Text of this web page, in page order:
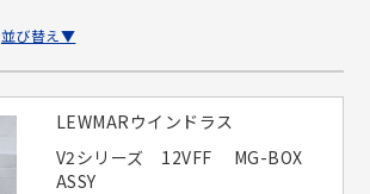
並び替え▼
LEWMARウインドラス
V2シリーズ 12VFF MG-BOX
ASSY